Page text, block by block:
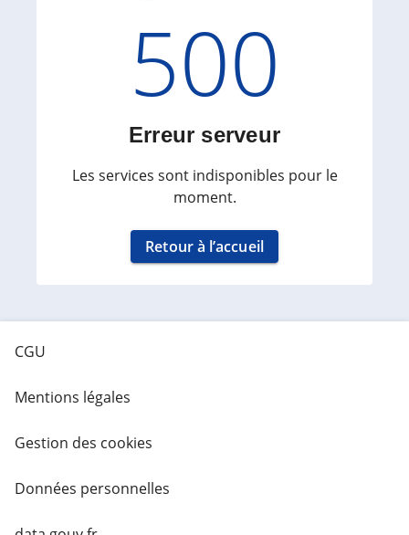
Code
500
Erreur serveur
Les services sont indisponibles pour le
moment.
Retour à l’accueil
CGU
Mentions légales
Gestion des cookies
Données personnelles